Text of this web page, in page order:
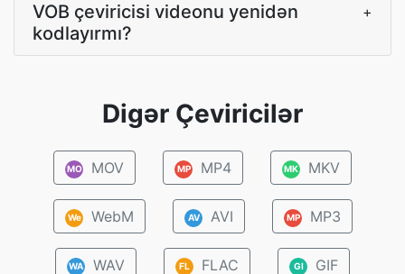
VOB çeviricisi videonu yenidən
kodlayırmı?
+
Digər Çeviricilər
MO MOV MP MP4 MK MKV
We WebM AV AVI MP MP3
WA WAV FL FLAC GI GIF